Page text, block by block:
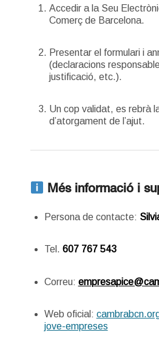
Accedir a la Seu
Comerç de Barcelona.
Presentar el formulari i
(declaracions
justificació, etc.).
Un cop validat, es rebrà
d’atorgament de l’ajut.
Més informació i
Persona de contacte:
Tel. 607 767 543
Correu:
Web oficial:
jove-empreses